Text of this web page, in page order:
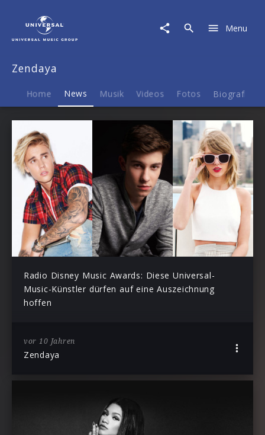
Menu
Zendaya
Home News Musik Videos Fotos Biografie
Radio Disney Music Awards: Diese Universal-
Music-Künstler dürfen auf eine Auszeichnung
hoffen
vor 10 Jahren
Zendaya